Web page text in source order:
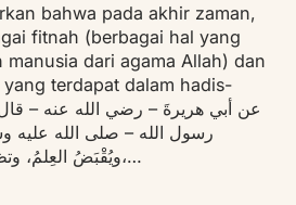
bahwa pada akhir zaman,
fitnah (berbagai hal yang
manusia dari agama Allah) dan
terdapat dalam hadis-
رسول الله – صلى الله عليه
ويُقْبَضُ العِلمُ، وتظهر الفتنُ، ويُلْقَى الشُّحُّ،…